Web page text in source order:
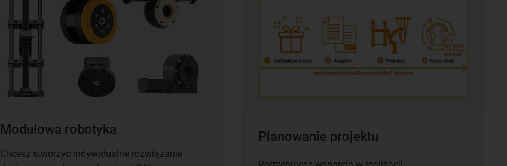
Modułowa robotyka
Chcesz stworzyć indywidualne rozwiązanie
Planowanie projektu